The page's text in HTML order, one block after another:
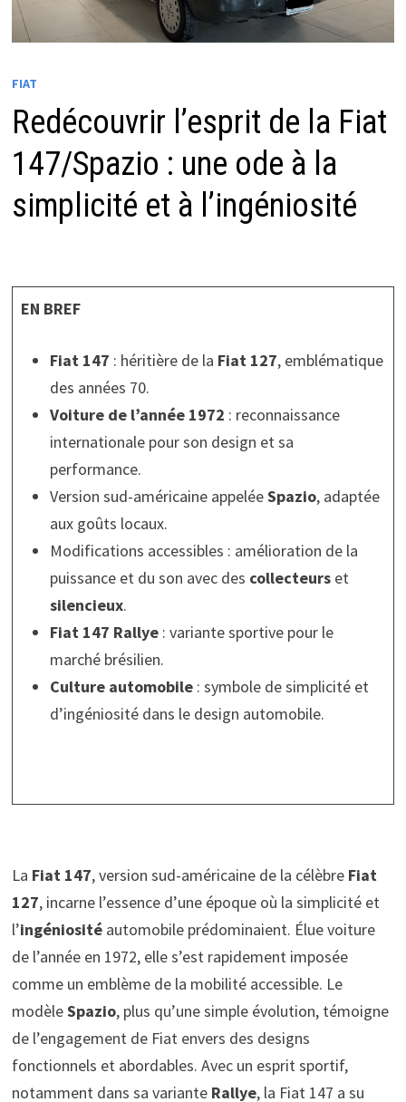
FIAT
Redécouvrir l’esprit de la Fiat
147/Spazio : une ode à la
simplicité et à l’ingéniosité
EN BREF
Fiat 147 : héritière de la Fiat 127, emblématique
des années 70.
Voiture de l’année 1972 : reconnaissance
internationale pour son design et sa
performance.
Version sud-américaine appeléeSpazio, adaptée
aux goûts locaux.
Modifications accessibles : amélioration de la
puissance et du son avec des collecteurset
silencieux.
Fiat 147 Rallye: variante sportive pour le
marché brésilien.
Culture automobile: symbole de simplicité et
d’ingéniosité dans le design automobile.
La Fiat 147, version sud-américaine de la célèbre Fiat
127, incarne l’essence d’une époque où la simplicité et
l’ingéniositéautomobile prédominaient. Élue voiture
de l’année en 1972, elle s’est rapidement imposée
comme un emblème de la mobilité accessible. Le
modèleSpazio, plus qu’une simple évolution, témoigne
de l’engagement de Fiat envers des designs
fonctionnels et abordables. Avec un esprit sportif,
notamment dans sa variante Rallye, la Fiat 147 a su